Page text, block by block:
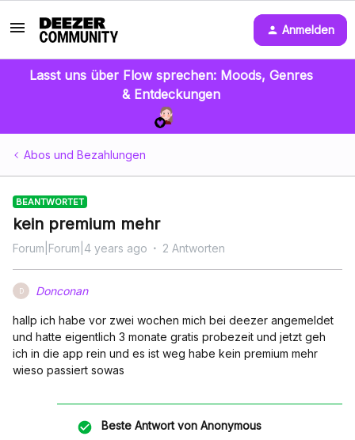
Anmelden
Lasst uns über Flow sprechen: Moods, Genres
& Entdeckungen
Abos und Bezahlungen
BEANTWORTET
kein premium mehr
Forum|Forum|4 years ago 2 Antworten
D Donconan
hallp ich habe vor zwei wochen mich bei deezer angemeldet
und hatte eigentlich 3 monate gratis probezeit und jetzt geh
ich in die app rein und es ist weg habe kein premium mehr
wieso passiert sowas
Beste Antwort von Anonymous